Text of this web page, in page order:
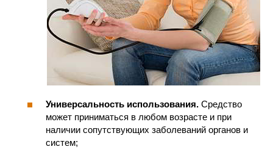
Универсальность использования. Средство
может приниматься в любом возрасте и при
наличии сопутствующих заболеваний органов и
систем;